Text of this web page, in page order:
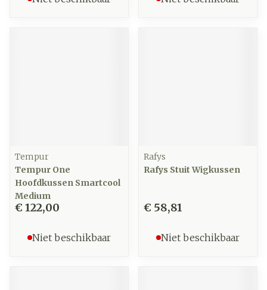
Tempur
Tempur One
Hoofdkussen Smartcool
Medium
€ 122,00
Niet beschikbaar
Rafys
Rafys Stuit Wigkussen
€ 58,81
Niet beschikbaar